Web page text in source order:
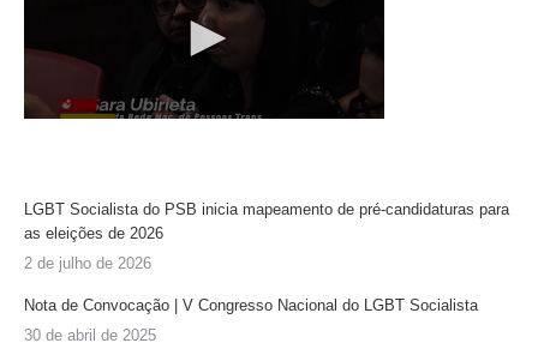
LGBT Socialista do PSB inicia mapeamento de pré-candidaturas para
as eleições de 2026
2 de julho de 2026
Nota de Convocação | V Congresso Nacional do LGBT Socialista
30 de abril de 2025